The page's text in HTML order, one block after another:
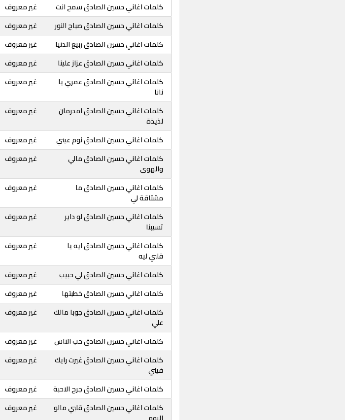
كلمات اغاني حسين الصادق سمح انت غير معروف
كلمات اغاني حسين الصادق صباح النور
غير معروف
كلمات اغاني حسين الصادق ربيع الدنيا
غير معروف
كلمات اغاني حسين الصادق عزاز علينا
غير معروف
كلمات اغاني حسين الصادق عمري يا
نانا
غير معروف
كلمات اغاني حسين الصادق امدرمان
لذيذة
غير معروف
كلمات اغاني حسين الصادق نوم عيني غير معروف
كلمات اغاني حسين الصادق مالي
والهوى
غير معروف
كلمات اغاني حسين الصادق ما
مشتاقة لي
غير معروف
كلمات اغاني حسين الصادق لو داير
تسيبنا
غير معروف
كلمات اغاني حسين الصادق ايه يا
قلبي ليه
غير معروف
كلمات اغاني حسين الصادق لي حبيب غير معروف
كلمات اغاني حسين الصادق خطبتها
غير معروف
كلمات اغاني حسين الصادق جوبا مالك
علي
غير معروف
كلمات اغاني حسين الصادق حب الناس غير معروف
كلمات اغاني حسين الصادق غيرت رايك
فيني
غير معروف
كلمات اغاني حسين الصادق جرح الاحبة غير معروف
كلمات اغاني حسين الصادق قلبي مالو
غير معروف